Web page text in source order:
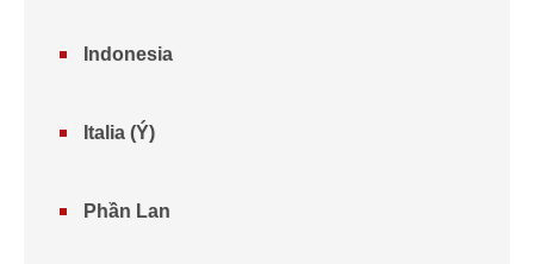
Indonesia
Italia (Ý)
Phần Lan​